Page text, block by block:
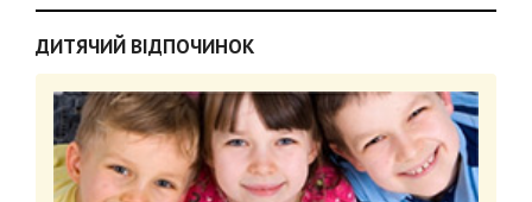
ДИТЯЧИЙ ВІДПОЧИНОК